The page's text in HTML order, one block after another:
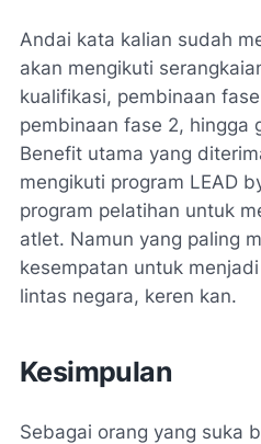
Andai kata kalian sudah
akan mengikuti
kualifikasi, pembinaan
pembinaan fase 2, hingga
Benefit utama yang
mengikuti program LEAD
program pelatihan untuk
atlet. Namun yang paling
kesempatan untuk
lintas negara, keren kan.
Kesimpulan
Sebagai orang yang suka